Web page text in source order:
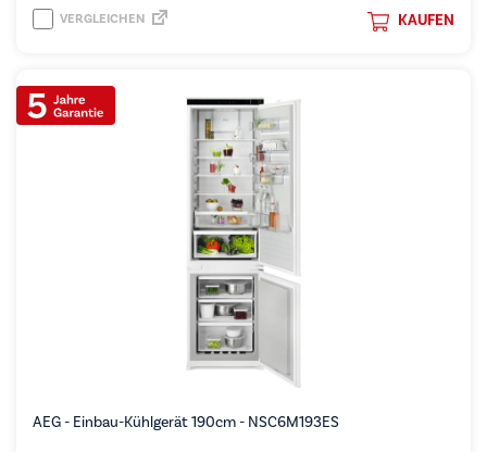
KAUFEN
VERGLEICHEN
AEG - Einbau-Kühlgerät 190cm - NSC6M193ES